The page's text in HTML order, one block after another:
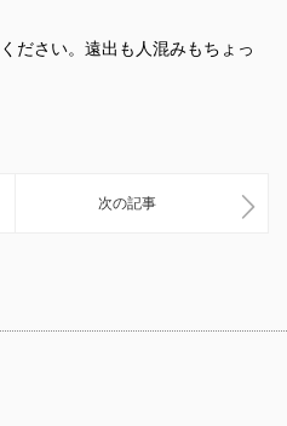
ださい。遠出も人混みもちょっ
次の記事